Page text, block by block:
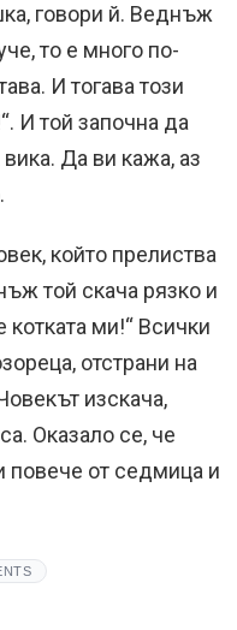
говори й. Веднъж
то е много по-
И тогава този
И той започна да
Да ви кажа, аз
който прелиства
той скача рязко и
котката ми!“ Всички
отстрани на
изскача,
Оказало се, че
повече от седмица и